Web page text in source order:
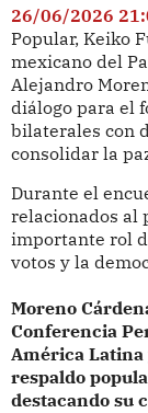
26/06/2026
Popular, Keiko
mexicano del
Alejandro
diálogo para el
bilaterales con
consolidar la
Durante el
relacionados al
importante rol
votos y la
Moreno
Conferencia
América Latina
respaldo
destacando su